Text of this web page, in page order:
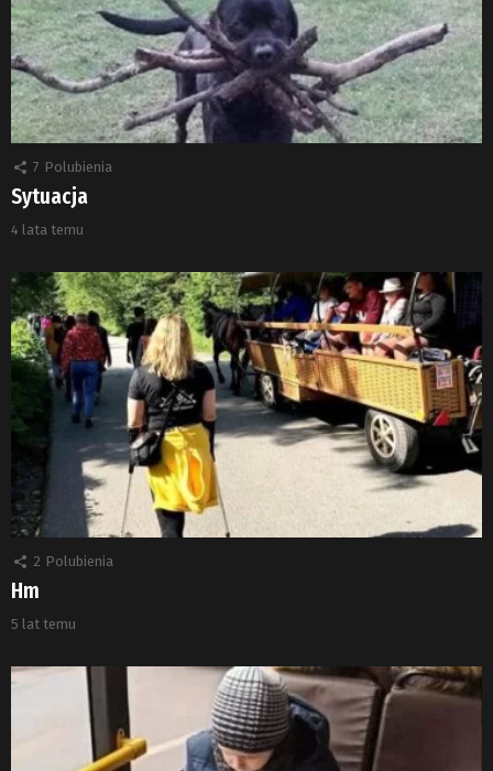
7 Polubienia
Sytuacja
4 lata temu
2 Polubienia
Hm
5 lat temu